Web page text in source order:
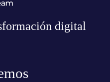
digital